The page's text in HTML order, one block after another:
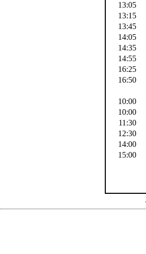
13:05
13:15
13:45
14:05
14:35
14:55
16:25
16:50
10:00
10:00
11:30
12:30
14:00
15:00